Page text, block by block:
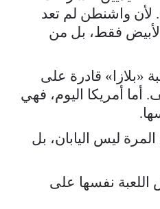
لأن واشنطن لم تعد
فقط، بل من
«بلازا» قادرة على
أما أمريكا اليوم، فهي
ليس اليابان، بل
اللعبة نفسها على